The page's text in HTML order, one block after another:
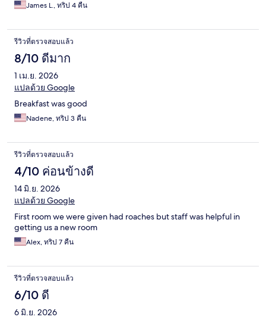
James L., ทริป 4 คืน
รีวิวที่ตรวจสอบแล้ว
8/10 ดีมาก
1 เม.ย. 2026
แปลด้วย Google
Breakfast was good
Nadene, ทริป 3 คืน
รีวิวที่ตรวจสอบแล้ว
4/10 ค่อนข้างดี
14 มิ.ย. 2026
แปลด้วย Google
First room we were given had roaches but staff was helpful in
getting us a new room
Alex, ทริป 7 คืน
รีวิวที่ตรวจสอบแล้ว
6/10 ดี
6 มิ.ย. 2026